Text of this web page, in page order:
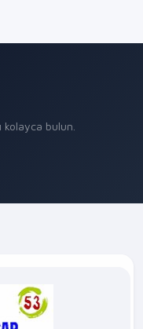
kolayca bulun.